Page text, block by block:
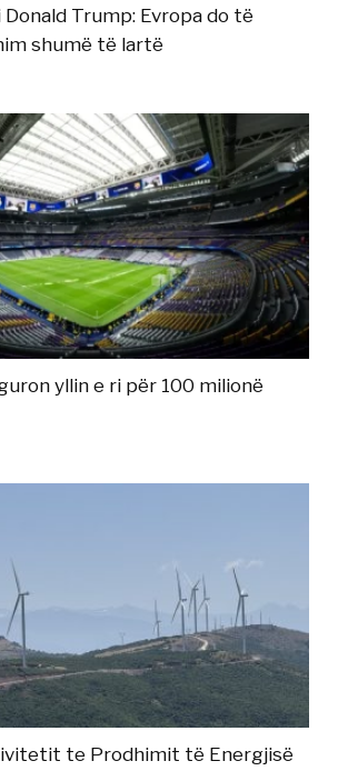
Trump: Evropa do të
shumë të lartë
yllin e ri për 100 milionë
te Prodhimit të Energjisë